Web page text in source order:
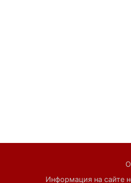
Информация на сайте